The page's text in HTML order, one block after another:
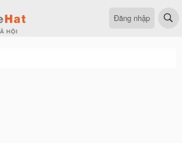
Đăng nhập